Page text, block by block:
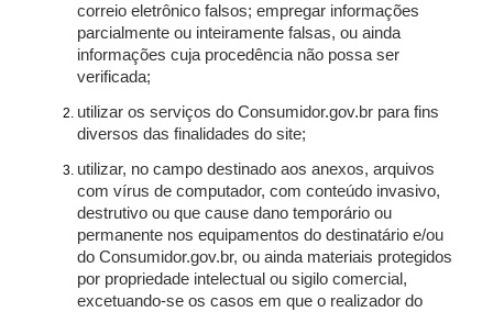
correio eletrônico falsos; empregar informações
parcialmente ou inteiramente falsas, ou ainda
informações cuja procedência não possa ser
verificada;
utilizar os serviços do Consumidor.gov.br para fins
diversos das finalidades do site;
utilizar, no campo destinado aos anexos, arquivos
com vírus de computador, com conteúdo invasivo,
destrutivo ou que cause dano temporário ou
permanente nos equipamentos do destinatário e/ou
do Consumidor.gov.br, ou ainda materiais protegidos
por propriedade intelectual ou sigilo comercial,
excetuando-se os casos em que o realizador do